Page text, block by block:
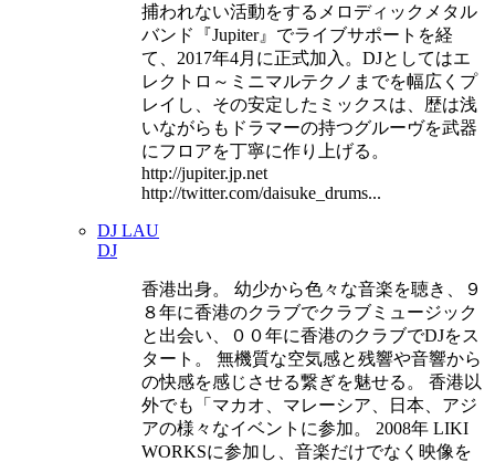
捕われない活動をするメロディックメタル
バンド『Jupiter』でライブサポートを経
て、2017年4月に正式加入。DJとしてはエ
レクトロ～ミニマルテクノまでを幅広くプ
レイし、その安定したミックスは、歴は浅
いながらもドラマーの持つグルーヴを武器
にフロアを丁寧に作り上げる。
http://jupiter.jp.net
http://twitter.com/daisuke_drums...
DJ LAU
DJ
香港出身。 幼少から色々な音楽を聴き、９
８年に香港のクラブでクラブミュージック
と出会い、００年に香港のクラブでDJをス
タート。 無機質な空気感と残響や音響から
の快感を感じさせる繋ぎを魅せる。 香港以
外でも「マカオ、マレーシア、日本、アジ
アの様々なイベントに参加。 2008年 LIKI
WORKSに参加し、音楽だけでなく映像を